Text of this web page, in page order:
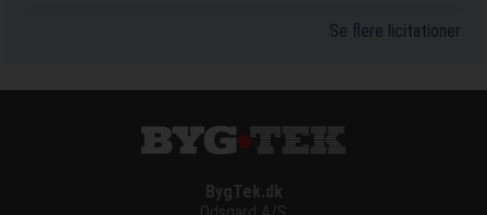
Se flere licitationer
BygTek.dk